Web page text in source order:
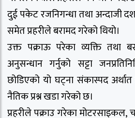
दुई पकेट रजनिगन्धा तथा अन्दाजी
समेत प्रहरीले बरामद गरेको थियो।
उक्त पक्राऊ परेका व्यक्ति तथा
अनुसन्धान गर्नुको सट्टा
छोडिएको यो घट्ना संकास्पद
नैतिक प्रश्न खडा गरेको छ।
प्रहरीले पक्राउ गरेका मोटरसाइकल,